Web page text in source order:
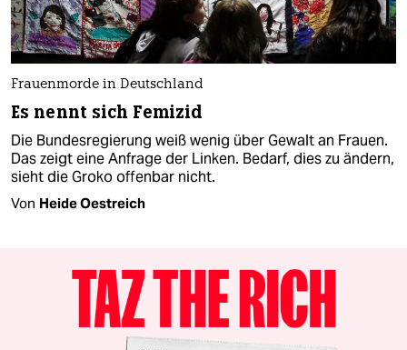
Frauenmorde in Deutschland
Es nennt sich Femizid
Die Bundesregierung weiß wenig über Gewalt an Frauen.
Das zeigt eine Anfrage der Linken. Bedarf, dies zu ändern,
sieht die Groko offenbar nicht.
Von Heide Oestreich